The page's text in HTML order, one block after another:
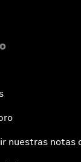
nuestras notas